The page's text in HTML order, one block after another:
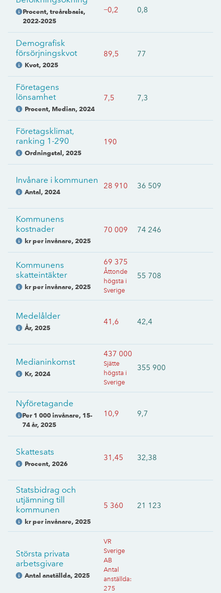
Procent, treårsbasis,
2022-2025
−0,2 0,8
Demografisk
försörjningskvot
Kvot, 2025
89,5 77
Företagens
lönsamhet
Procent, Median, 2024
7,5 7,3
Företagsklimat,
ranking 1-290
Ordningstal, 2025
190
Invånare i kommunen
Antal, 2024
28 910 36 509
Kommunens
kostnader
kr per invånare, 2025
70 009 74 246
Kommunens
skatteintäkter
kr per invånare, 2025
69 375
Åttonde
högsta i
Sverige
55 708
Medelålder
År, 2025
41,6 42,4
Medianinkomst
Kr, 2024
437 000
Sjätte
högsta i
Sverige
355 900
Nyföretagande
Per 1 000 invånare, 15-
74 år,2025
10,9 9,7
Skattesats
Procent, 2026
31,45 32,38
Statsbidrag och
utjämning till
kommunen
kr per invånare, 2025
5 360 21 123
Största privata
arbetsgivare
Antal anställda, 2025
VR
Sverige
AB
Antal
anställda:
275